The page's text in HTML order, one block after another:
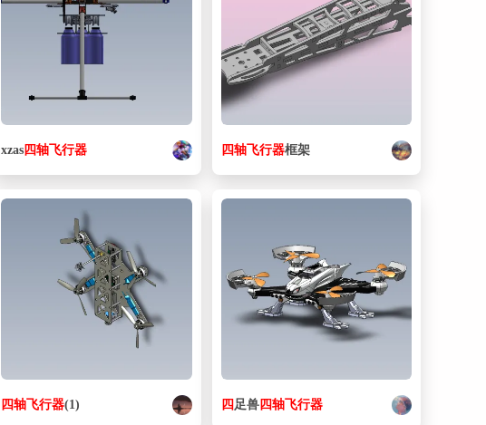
xzas 四轴飞行器 四轴飞行器框架
四轴飞行器(1) 四 足兽四轴飞行器